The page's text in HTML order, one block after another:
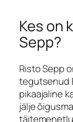
Kes on
Sepp?
Risto Sepp
tegutsenud
pikaajaline
jälje